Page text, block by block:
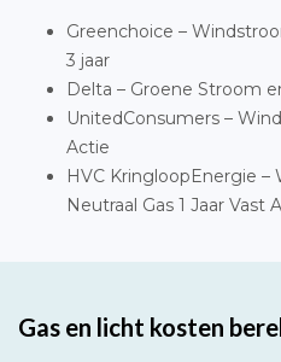
Greenchoice –
3 jaar
Delta – Groene Stroom
UnitedConsumers –
Actie
HVC KringloopEnergie –
Neutraal Gas 1 Jaar Vast
Gas en licht kosten